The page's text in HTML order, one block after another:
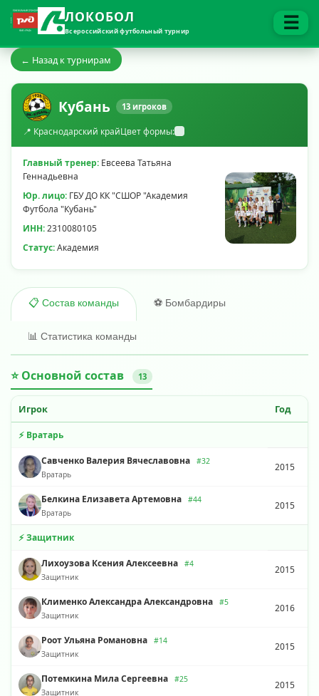
ЛОКОБОЛ
Всероссийский футбольный турнир ☰
← Назад к турнирам
Кубань 13 игроков
📍 Краснодарский крайЦвет формы:
Главный тренер: Евсеева Татьяна
Геннадьевна
Юр. лицо: ГБУ ДО КК "СШОР "Академия
Футбола "Кубань"
ИНН:2310080105
Статус:Академия
📋 Состав команды ⚽ Бомбардиры
📊 Статистика команды
⭐ Основной состав 13
Игрок Год
⚡ Вратарь
Савченко Валерия Вячеславовна
#32
Вратарь
2015
Белкина Елизавета Артемовна
#44
Вратарь
2015
⚡ Защитник
Лихоузова Ксения Алексеевна
#4
Защитник
2015
Клименко Александра Александровна
#5
Защитник
2016
Роот Ульяна Романовна
#14
Защитник
2015
Потемкина Мила Сергеевна
#25
Защитник
2015